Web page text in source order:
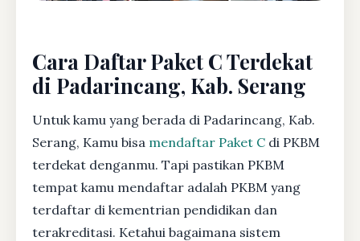
Cara Daftar Paket C Terdekat
di Padarincang, Kab. Serang
Untuk kamu yang berada di Padarincang, Kab.
Serang, Kamu bisa mendaftar Paket C di PKBM
terdekat denganmu. Tapi pastikan PKBM
tempat kamu mendaftar adalah PKBM yang
terdaftar di kementrian pendidikan dan
terakreditasi. Ketahui bagaimana sistem